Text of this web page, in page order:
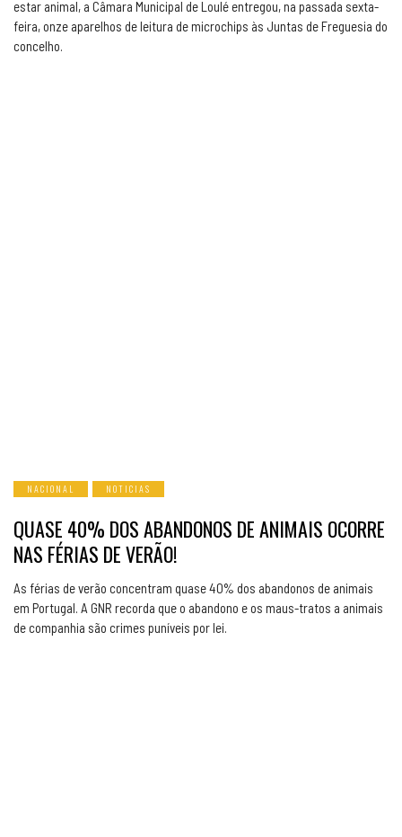
estar animal, a Câmara Municipal de Loulé entregou, na passada sexta-
feira, onze aparelhos de leitura de microchips às Juntas de Freguesia do
concelho.
NACIONAL NOTICIAS
QUASE 40% DOS ABANDONOS DE ANIMAIS OCORRE
NAS FÉRIAS DE VERÃO!
As férias de verão concentram quase 40% dos abandonos de animais
em Portugal. A GNR recorda que o abandono e os maus-tratos a animais
de companhia são crimes puníveis por lei.